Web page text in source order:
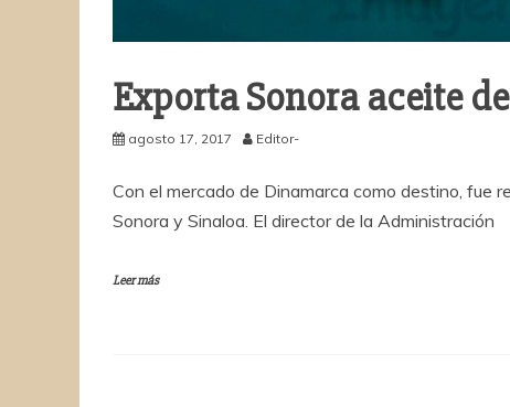
Exporta Sonora aceite
agosto 17, 2017 Editor-
Con el mercado de Dinamarca como destino, fue
Sonora y Sinaloa. El director de la Administración
Leer más